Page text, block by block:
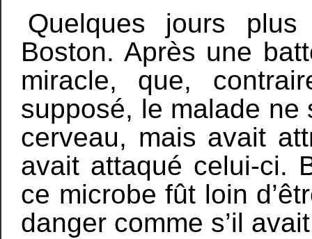
Quelques jours
Boston. Après une
miracle, que,
supposé, le malade ne
cerveau, mais avait
avait attaqué celui-ci.
ce microbe fût loin
danger comme s’il